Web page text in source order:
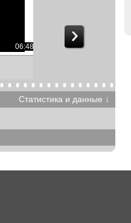
06:48
09:18
|
Статистика и данные ↓